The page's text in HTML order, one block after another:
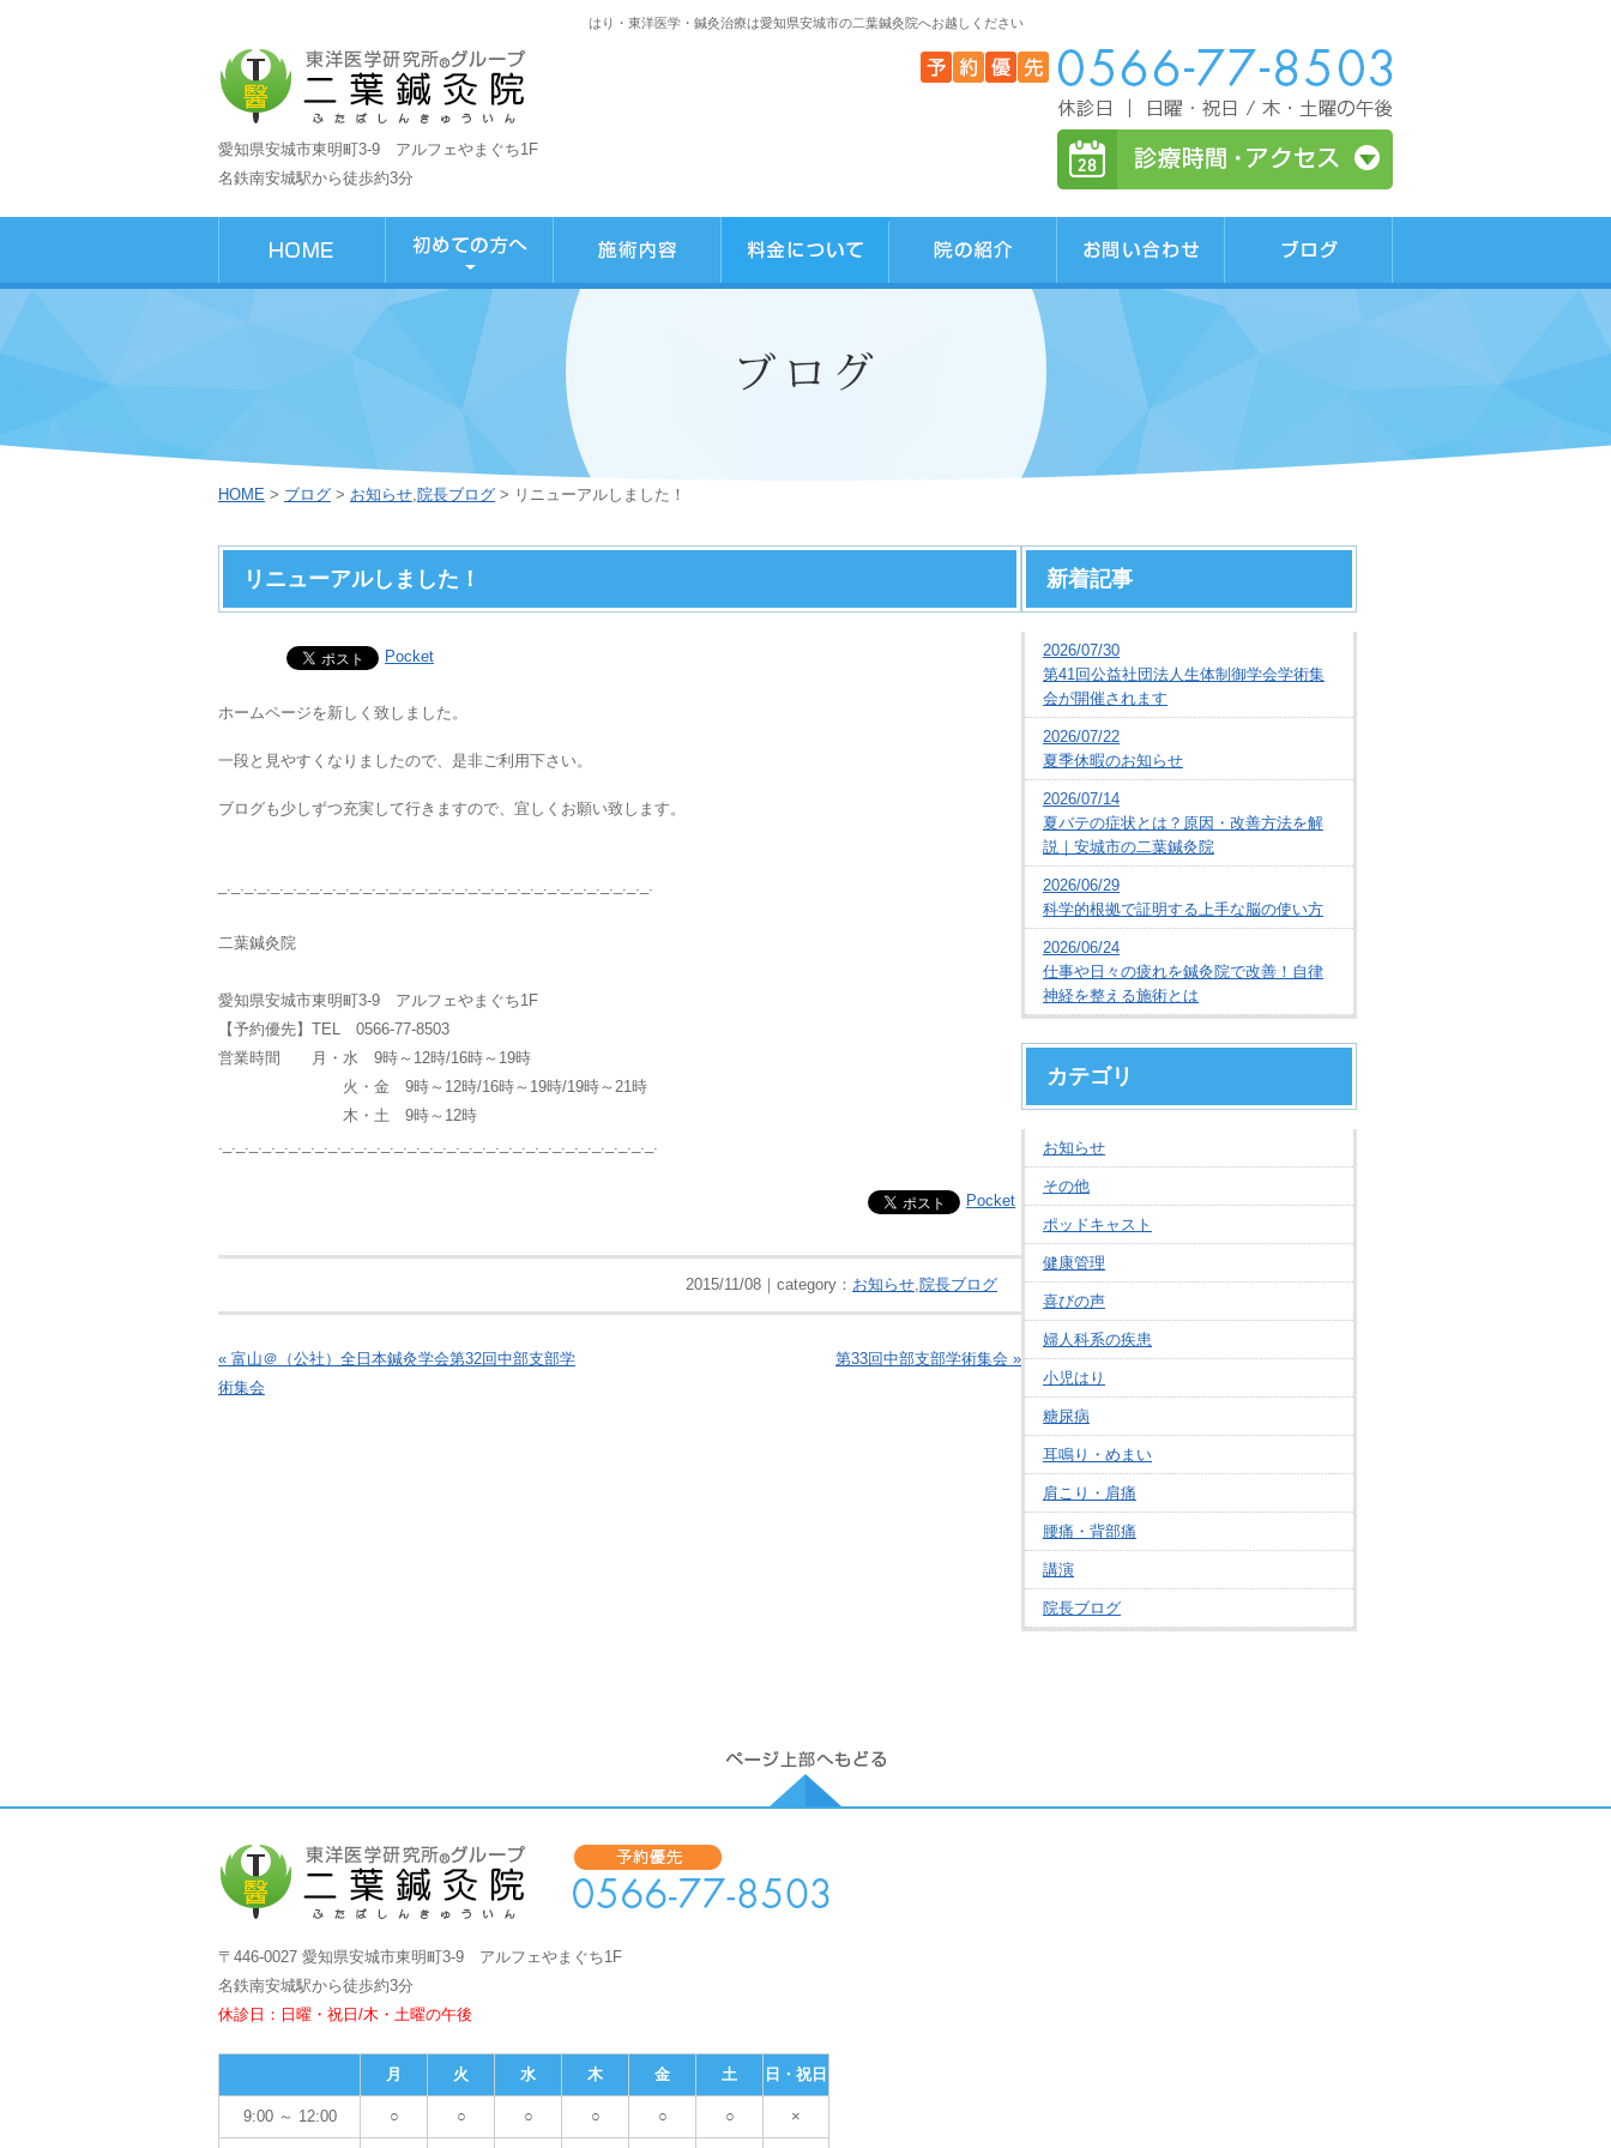
はり・東洋医学・鍼灸治療は愛知県安城市の二葉鍼灸院へお越しください
愛知県安城市東明町3-9 アルフェやまぐち1F
名鉄南安城駅から徒歩約3分
HOME > ブログ > お知らせ,院長ブログ > リニューアルしました！
リニューアルしました！
Pocket
ホームページを新しく致しました。
一段と見やすくなりましたので、是非ご利用下さい。
ブログも少しずつ充実して行きますので、宜しくお願い致します。
_._._._._._._._._._._._._._._._._._._._._._._._._._._._._._._._._.
二葉鍼灸院
愛知県安城市東明町3-9 アルフェやまぐち1F
【予約優先】TEL 0566-77-8503
営業時間 月・水 9時～12時/16時～19時
火・金 9時～12時/16時～19時/19時～21時
木・土 9時～12時
._._._._._._._._._._._._._._._._._._._._._._._._._._._._._._._._._.
Pocket
2015/11/08｜category： お知らせ,院長ブログ
« 富山＠（公社）全日本鍼灸学会第32回中部支部学
術集会
第33回中部支部学術集会 »
新着記事
2026/07/30
第41回公益社団法人生体制御学会学術集
会が開催されます
2026/07/22
夏季休暇のお知らせ
2026/07/14
夏バテの症状とは？原因・改善方法を解
説｜安城市の二葉鍼灸院
2026/06/29
科学的根拠で証明する上手な脳の使い方
2026/06/24
仕事や日々の疲れを鍼灸院で改善！自律
神経を整える施術とは
カテゴリ
お知らせ
その他
ポッドキャスト
健康管理
喜びの声
婦人科系の疾患
小児はり
糖尿病
耳鳴り・めまい
肩こり・肩痛
腰痛・背部痛
講演
院長ブログ
〒446-0027 愛知県安城市東明町3-9 アルフェやまぐち1F
名鉄南安城駅から徒歩約3分
休診日：日曜・祝日/木・土曜の午後
月 火 水 木 金 土 日・祝日
9:00 ～ 12:00 ○ ○ ○ ○ ○ ○ ×